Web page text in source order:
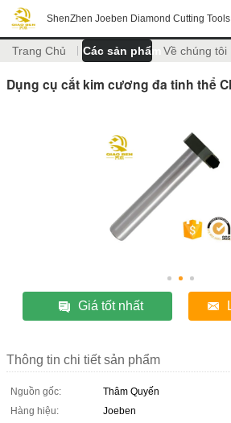
ShenZhen Joeben Diamond Cutting Tools
Trang Chủ Các sản phẩm Về chúng tôi
Dụng cụ cắt kim cương đa tinh thể
Giá tốt nhất
Thông tin chi tiết sản phẩm
Nguồn gốc:
Thâm Quyến
Hàng hiệu:
Joeben